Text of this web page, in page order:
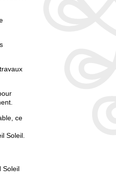
ce
Soleil.
Soleil